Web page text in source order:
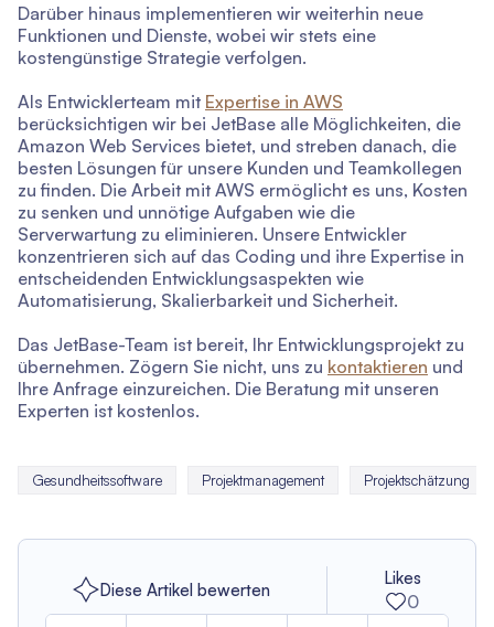
Darüber hinaus implementieren wir weiterhin neue
Funktionen und Dienste, wobei wir stets eine
kostengünstige Strategie verfolgen.
Als Entwicklerteam mit Expertise in AWS
berücksichtigen wir bei JetBase alle Möglichkeiten, die
Amazon Web Services bietet, und streben danach, die
besten Lösungen für unsere Kunden und Teamkollegen
zu finden. Die Arbeit mit AWS ermöglicht es uns, Kosten
zu senken und unnötige Aufgaben wie die
Serverwartung zu eliminieren. Unsere Entwickler
konzentrieren sich auf das Coding und ihre Expertise in
entscheidenden Entwicklungsaspekten wie
Automatisierung, Skalierbarkeit und Sicherheit.
Das JetBase-Team ist bereit, Ihr Entwicklungsprojekt zu
übernehmen. Zögern Sie nicht, uns zu kontaktieren und
Ihre Anfrage einzureichen. Die Beratung mit unseren
Experten ist kostenlos.
Gesundheitssoftware Projektmanagement Projektschätzung
Diese Artikel bewerten
Likes
0